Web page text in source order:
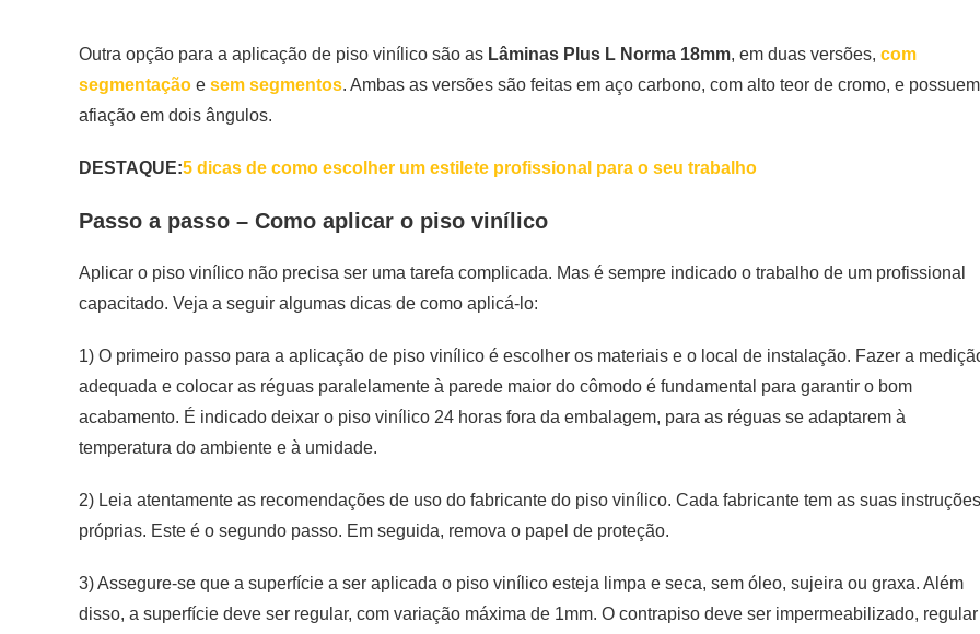
Outra opção para a aplicação de piso vinílico são as Lâminas Plus L Norma 18mm, em duas versões, com
segmentação e sem segmentos. Ambas as versões são feitas em aço carbono, com alto teor de cromo, e possuem
afiação em dois ângulos.
DESTAQUE:5 dicas de como escolher um estilete profissional para o seu trabalho
Passo a passo – Como aplicar o piso vinílico
Aplicar o piso vinílico não precisa ser uma tarefa complicada. Mas é sempre indicado o trabalho de um profissional
capacitado. Veja a seguir algumas dicas de como aplicá-lo:
1) O primeiro passo para a aplicação de piso vinílico é escolher os materiais e o local de instalação. Fazer a
adequada e colocar as réguas paralelamente à parede maior do cômodo é fundamental para garantir o bom
acabamento. É indicado deixar o piso vinílico 24 horas fora da embalagem, para as réguas se adaptarem à
temperatura do ambiente e à umidade.
2) Leia atentamente as recomendações de uso do fabricante do piso vinílico. Cada fabricante tem as suas instruções
próprias. Este é o segundo passo. Em seguida, remova o papel de proteção.
3) Assegure-se que a superfície a ser aplicada o piso vinílico esteja limpa e seca, sem óleo, sujeira ou graxa. Além
disso, a superfície deve ser regular, com variação máxima de 1mm. O contrapiso deve ser impermeabilizado, regular